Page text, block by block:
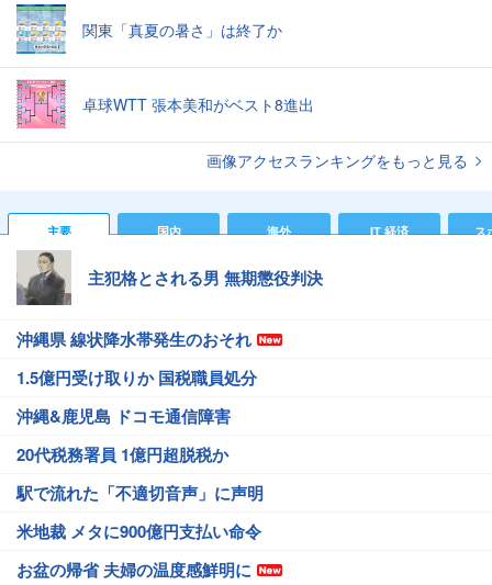
関東「真夏の暑さ」は終了か
卓球WTT 張本美和がベスト8進出
画像アクセスランキングをもっと見る
主要 国内 海外 IT 経済 ス
主犯格とされる男 無期懲役判決
沖縄県 線状降水帯発生のおそれ
1.5億円受け取りか 国税職員処分
沖縄&鹿児島 ドコモ通信障害
20代税務署員 1億円超脱税か
駅で流れた「不適切音声」に声明
米地裁 メタに900億円支払い命令
お盆の帰省 夫婦の温度感鮮明に